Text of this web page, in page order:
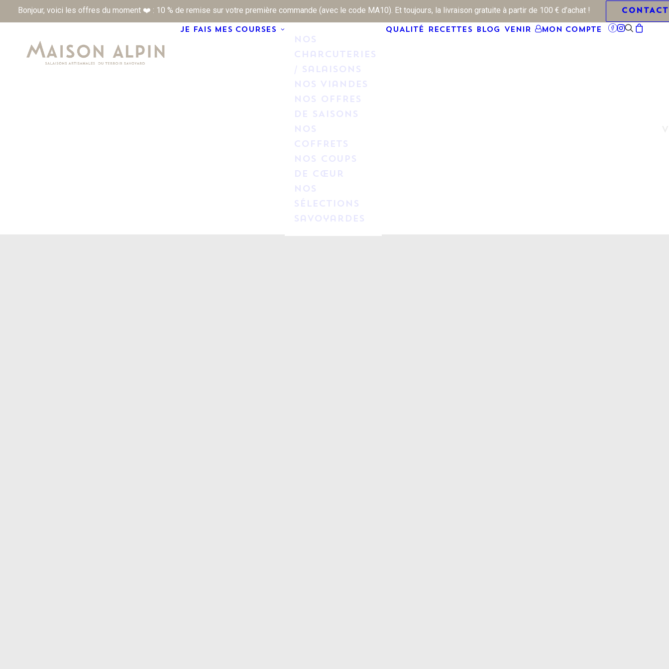
Bonjour, voici les offres du moment ❤️ : 10 % de remise sur votre première commande (avec le code MA10). Et toujours, la livraison gratuite à partir de 100 € d’achat ! CONTACT
JE FAIS MES COURSES
Nos
Charcuteries
/ Salaisons
Nos Viandes
NOS OFFRES
DE SAISONS
NOS
COFFRETS
Nos Coups
de cœur
Nos
Sélections
savoyardes
QUALITÉ RECETTES BLOG VENIR Mon Compte